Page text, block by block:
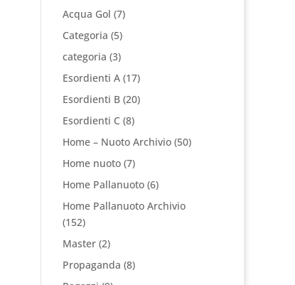
Acqua Gol (7)
Categoria (5)
categoria (3)
Esordienti A(17)
Esordienti B(20)
Esordienti C (8)
Home – Nuoto Archivio(50)
Home nuoto(7)
Home Pallanuoto(6)
Home Pallanuoto Archivio
(152)
Master(2)
Propaganda (8)